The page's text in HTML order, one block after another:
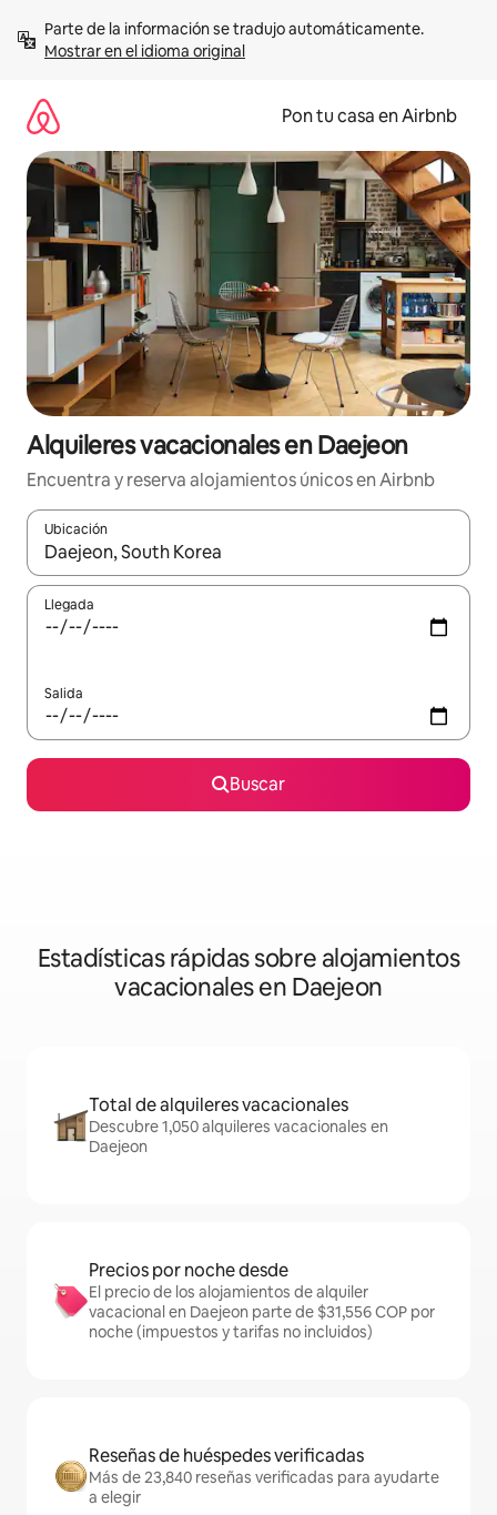
contenidoMostrar en el idioma original
Pon tu casa en Airbnb
Alquileres vacacionales en Daejeon
Encuentra y reserva alojamientos únicos en Airbnb
Ubicación
Cuando los resultados estén disponibles, navega con las
Llegada
Salida
Buscar
Estadísticas rápidas sobre alojamientos
vacacionales en Daejeon
Total de alquileres vacacionales
Descubre 1,050 alquileres vacacionales en
Daejeon
Precios por noche desde
El precio de los alojamientos de alquiler
vacacional en Daejeon parte de $31,556 COP por
noche (impuestos y tarifas no incluidos)
Reseñas de huéspedes verificadas
Más de 23,840 reseñas verificadas para ayudarte
a elegir